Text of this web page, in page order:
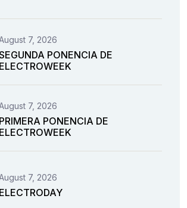
7, 2026
PONENCIA DE
ELECTROWEEK
7, 2026
PRIMERA PONENCIA DE
ELECTROWEEK
7, 2026
ELECTRODAY